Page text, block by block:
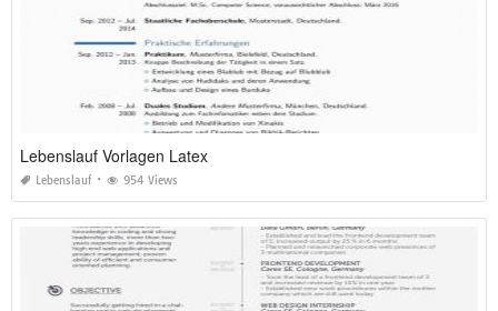
Lebenslauf Vorlagen Latex
Lebenslauf 954 Views